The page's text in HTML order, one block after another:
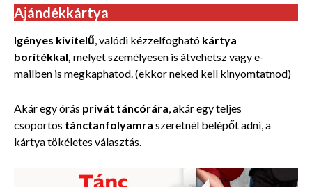
Ajándékkártya
Igényes kivitelű, valódi kézzelfogható kártya
borítékkal, melyet személyesen is átvehetsz vagy e-
mailben is megkaphatod. (ekkor neked kell kinyomtatnod)
Akáregy órás privát táncórára,akár egy teljes
csoportos tánctanfolyamra szeretnél belépőt adni, a
kártya tökéletes választás.